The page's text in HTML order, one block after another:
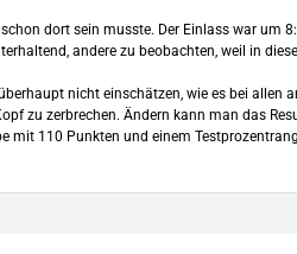
dort sein musste. Der Einlass war
andere zu beobachten, weil in
nicht einschätzen, wie es bei allen
zu zerbrechen. Ändern kann man das
mit 110 Punkten und einem